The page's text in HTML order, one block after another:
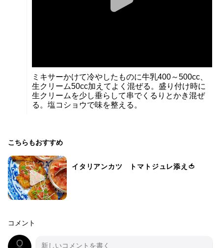
ミキサーかけて冷やしたものに牛乳400～500cc、
生クリーム50cc加えてよく混ぜる。盛り付け時に
生クリームを少し垂らして串でくるりとかき混ぜ
る。塩コショウで味を整える。
こちらもおすすめ
イタリアンカツ トマトジュレ添え🍅
コメント